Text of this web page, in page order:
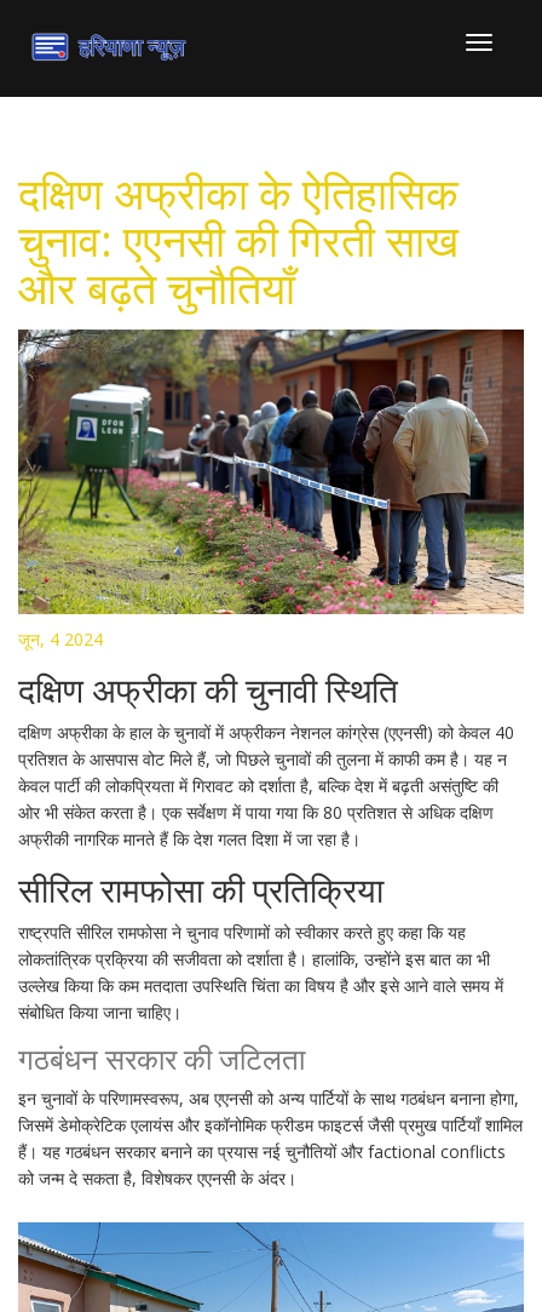
टॉगल
संचालित
दक्षिण अफ्रीका के ऐतिहासिक
चुनाव: एएनसी की गिरती साख
और बढ़ते चुनौतियाँ
जून, 4 2024
दक्षिण अफ्रीका की चुनावी स्थिति
दक्षिण अफ्रीका के हाल के चुनावों में अफ्रीकन नेशनल कांग्रेस (एएनसी) को केवल 40
प्रतिशत के आसपास वोट मिले हैं, जो पिछले चुनावों की तुलना में काफी कम है। यह न
केवल पार्टी की लोकप्रियता में गिरावट को दर्शाता है, बल्कि देश में बढ़ती असंतुष्टि की
ओर भी संकेत करता है। एक सर्वेक्षण में पाया गया कि 80 प्रतिशत से अधिक दक्षिण
अफ्रीकी नागरिक मानते हैं कि देश गलत दिशा में जा रहा है।
सीरिल रामफोसा की प्रतिक्रिया
राष्ट्रपति सीरिल रामफोसा ने चुनाव परिणामों को स्वीकार करते हुए कहा कि यह
लोकतांत्रिक प्रक्रिया की सजीवता को दर्शाता है। हालांकि, उन्होंने इस बात का भी
उल्लेख किया कि कम मतदाता उपस्थिति चिंता का विषय है और इसे आने वाले समय में
संबोधित किया जाना चाहिए।
गठबंधन सरकार की जटिलता
इन चुनावों के परिणामस्वरूप, अब एएनसी को अन्य पार्टियों के साथ गठबंधन बनाना होगा,
जिसमें डेमोक्रेटिक एलायंस और इकॉनोमिक फ्रीडम फाइटर्स जैसी प्रमुख पार्टियाँ शामिल
हैं। यह गठबंधन सरकार बनाने का प्रयास नई चुनौतियों और factional conflicts
को जन्म दे सकता है, विशेषकर एएनसी के अंदर।